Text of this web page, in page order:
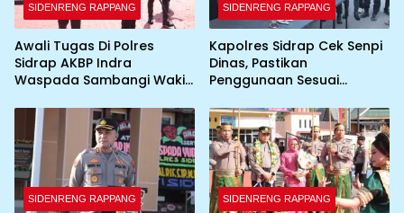
SIDENRENG RAPPANG
Awali Tugas Di Polres
Sidrap AKBP Indra
Waspada Sambangi Wakil
SIDENRENG RAPPANG
Kapolres Sidrap Cek Senpi
Dinas, Pastikan
Penggunaan Sesuai
SIDENRENG RAPPANG SIDENRENG RAPPANG